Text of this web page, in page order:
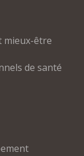
mieux-être
de santé